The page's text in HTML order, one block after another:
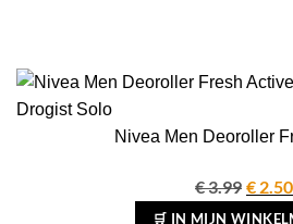
Nivea Men Deoroller
€3.99
prijs
€ 2.50
🛒 IN MIJN